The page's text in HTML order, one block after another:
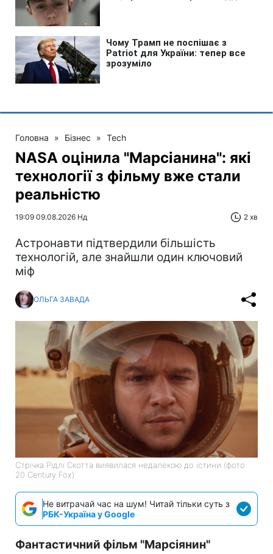
Головна » Бізнес » Tech
NASA оцінила "Марсіанина": які
технології з фільму вже стали
реальністю
19:09 09.08.2026 Нд 2 хв
Астронавти підтвердили більшість
технологій, але знайшли один ключовий
міф
ОЛЬГА ЗАВАДА
Стрічка Рідлі Скотта виявилася недалекою до істини (фото:
20 Century Fox)
Не витрачай час на шум! Читай тільки суть з
РБК-Україна у Google
Фантастичний фільм "Марсіянин"